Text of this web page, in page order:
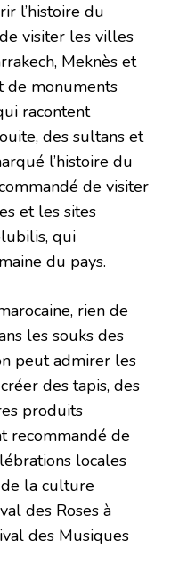
l’histoire du
visiter les villes
Meknès et
de monuments
racontent
des sultans et
l’histoire du
de visiter
et les sites
qui
du pays.
rien de
les souks des
peut admirer les
des tapis, des
produits
recommandé de
locales
la culture
des Roses à
des Musiques